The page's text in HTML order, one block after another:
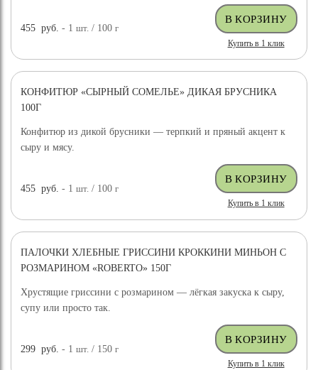
455 руб. - 1шт. / 100г
Купить в 1 клик
КОНФИТЮР «СЫРНЫЙ СОМЕЛЬЕ» ДИКАЯ БРУСНИКА
100Г
Конфитюр из дикой брусники — терпкий и пряный акцент к
сыру и мясу.
455 руб. - 1шт. / 100г
Купить в 1 клик
ПАЛОЧКИ ХЛЕБНЫЕ ГРИССИНИ КРОККИНИ МИНЬОН С
РОЗМАРИНОМ «ROBERTO» 150Г
Хрустящие гриссини с розмарином — лёгкая закуска к сыру,
супу или просто так.
299 руб. - 1шт. / 150г
Купить в 1 клик